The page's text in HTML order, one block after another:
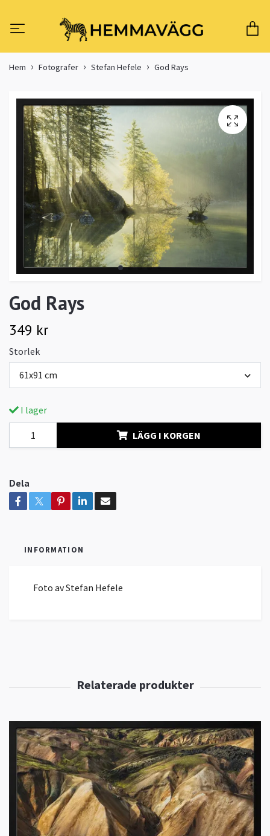
Hem Fotografer Stefan Hefele God Rays
God Rays
349 kr
Storlek
61x91 cm
I lager
LÄGG I KORGEN
Dela
INFORMATION
Foto av Stefan Hefele